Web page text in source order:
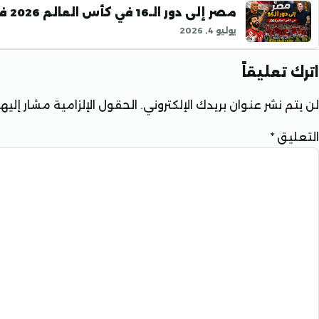
مصر إلى دور الـ16 في كأس العالم 2026 في ليلة تاريخية وصلاح نقطة مضيئة
يوليو 4, 2026
اترك تعليقاً
لن يتم نشر عنوان بريدك الإلكتروني. الحقول الإلزامية مشار
التعليق *